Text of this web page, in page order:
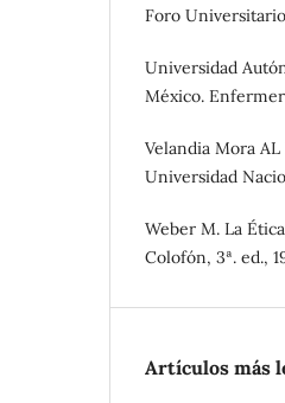
Foro
Universidad
México.
Velandia Mora
Universidad
Weber M. La
Colofón, 3ª. ed.,
Artículos más